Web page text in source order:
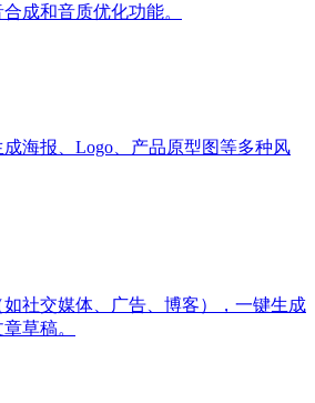
成和音质优化功能。
海报、Logo、产品原型图等多种风
社交媒体、广告、博客），一键生成
草稿。